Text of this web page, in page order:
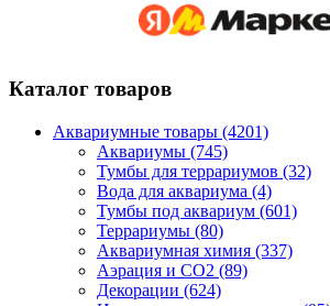
Каталог товаров
Аквариумные товары (4201)
Аквариумы (745)
Тумбы для террариумов (32)
Вода для аквариума (4)
Тумбы под аквариум (601)
Террариумы (80)
Аквариумная химия (337)
Аэрация и CO2 (89)
Декорации (624)